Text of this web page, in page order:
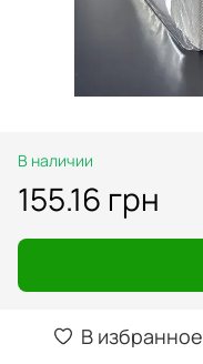
В наличии
155.16 грн
В избранное